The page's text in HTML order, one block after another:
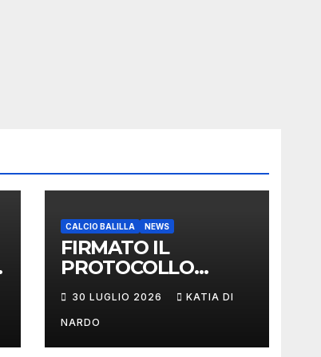
CALCIO BALILLA NEWS
FIRMATO IL
PROTOCOLLO
D’INTESA TRA
FIGeST E LEGA
NAZIONALE
DILETTANTI
30 LUGLIO 2026 KATIA DI
NARDO